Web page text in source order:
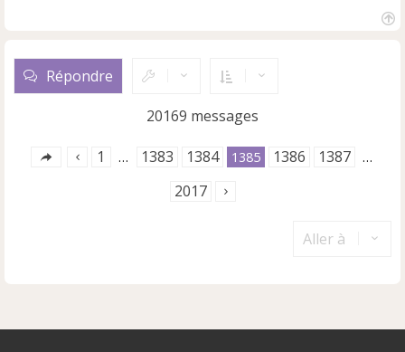
n
l
u
Répondre
20169 messages
1 … 1383 1384 1385 1386 1387 …
2017
Aller à